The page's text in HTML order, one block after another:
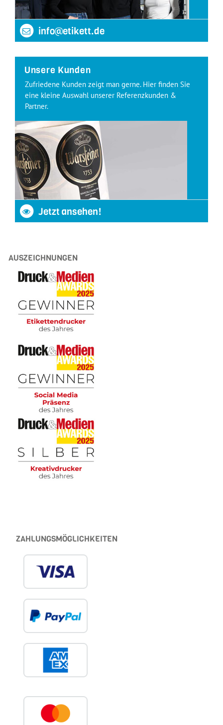
info@etikett.de
Unsere Kunden
Zufriedene Kunden zeigt man gerne. Hier finden Sie
eine kleine Auswahl unserer Referenzkunden &
Partner.
Jetzt ansehen!
AUSZEICHNUNGEN
ZAHLUNGSMÖGLICHKEITEN